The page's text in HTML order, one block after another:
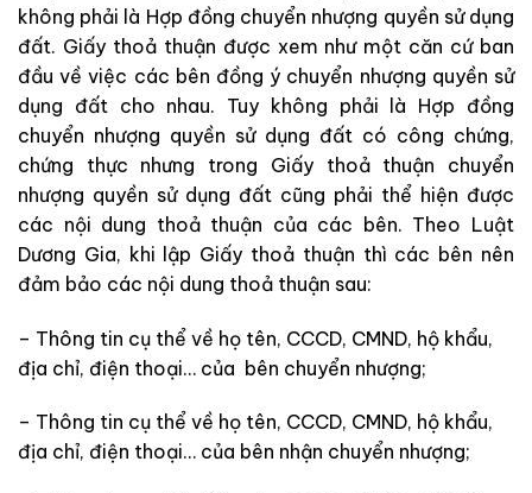
không phải là Hợp đồng chuyển nhượng quyền sử dụng
đất. Giấy thoả thuận được xem như một căn cứ ban
đầu về việc các bên đồng ý chuyển nhượng quyền sử
dụng đất cho nhau. Tuy không phải là Hợp đồng
chuyển nhượng quyền sử dụng đất có công chứng,
chứng thực nhưng trong Giấy thoả thuận chuyển
nhượng quyền sử dụng đất cũng phải thể hiện được
các nội dung thoả thuận của các bên. Theo Luật
Dương Gia, khi lập Giấy thoả thuận thì các bên nên
đảm bảo các nội dung thoả thuận sau:
– Thông tin cụ thể về họ tên, CCCD, CMND, hộ khẩu,
địa chỉ, điện thoại… của bên chuyển nhượng;
– Thông tin cụ thể về họ tên, CCCD, CMND, hộ khẩu,
địa chỉ, điện thoại… của bên nhận chuyển nhượng;